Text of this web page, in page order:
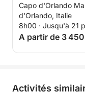
bord du White
Capo d'Orlando
d'Orlando, Italie
8h00 · Jusqu'à 21
A partir de 3
Activités